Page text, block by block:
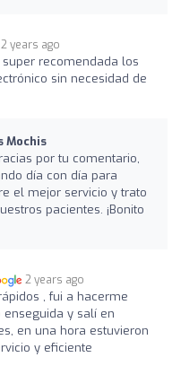
2 years ago
super recomendada los
sin necesidad de
Mochis
por tu comentario,
día con día para
el mejor servicio y trato
pacientes. ¡Bonito
2 years ago
, fui a hacerme
y salí en
en una hora estuvieron
y eficiente